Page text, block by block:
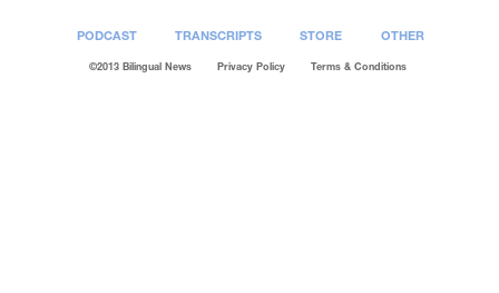
PODCAST TRANSCRIPTS STORE OTHER
©2013 Bilingual News Privacy Policy Terms & Conditions